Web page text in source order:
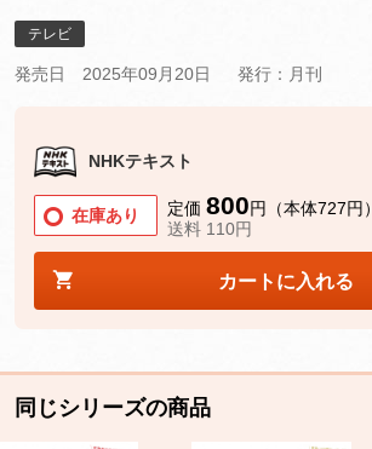
テレビ
発売日 2025年09月20日 発行：月刊
NHKテキスト
在庫あり 定価 800円（本体727円）
送料 110円
カートに入れる
同じシリーズの商品